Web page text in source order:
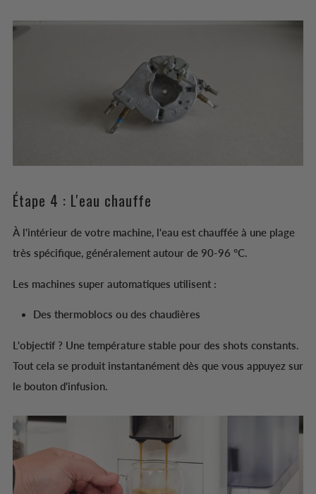
Étape 4 : L'eau chauffe
À l'intérieur de votre machine, l'eau est chauffée à une plage
très spécifique, généralement autour de 90-96 °C.
Les machines super automatiques utilisent :
Des thermoblocs ou des chaudières
L'objectif ? Une température stable pour des shots constants.
Tout cela se produit instantanément dès que vous appuyez sur
le bouton d'infusion.